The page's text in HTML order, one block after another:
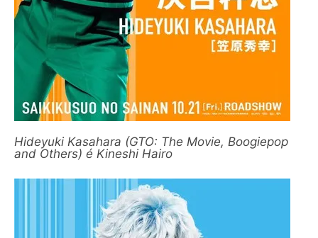
Hideyuki Kasahara (GTO: The Movie, Boogiepop
and Others) é Kineshi Hairo